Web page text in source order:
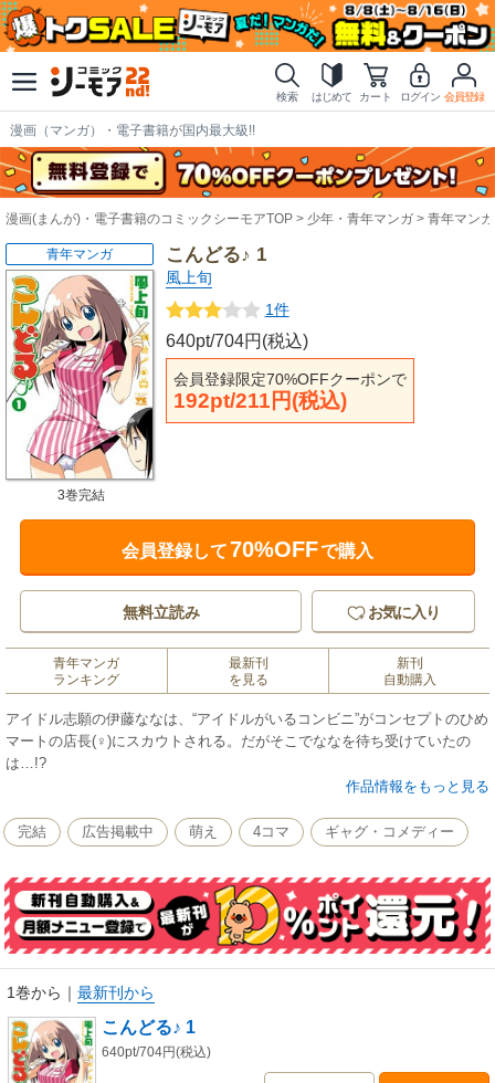
検索 はじめて カート ログイン 会員登録
漫画（マンガ）・電子書籍が国内最大級!!
漫画(まんが)・電子書籍のコミックシーモアTOP 少年・青年マンガ 青年マンガ
こんどる♪ 1
風上旬
1件
640pt/704円(税込)
会員登録限定70%OFFクーポンで
192pt/211円(税込)
青年マンガ
3巻完結
会員登録して70%OFFで購入
無料立読み お気に入り
青年マンガ
ランキング
最新刊
を見る
新刊
自動購入
アイドル志願の伊藤ななは、“アイドルがいるコンビニ”がコンセプトのひめ
マートの店長(♀)にスカウトされる。だがそこでななを待ち受けていたの
は…!?
作品情報をもっと見る
完結 広告掲載中 萌え 4コマ ギャグ・コメディー
1巻から ｜ 最新刊から
こんどる♪ 1
640pt/704円(税込)